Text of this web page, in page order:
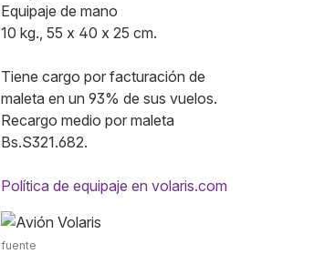
Equipaje de mano
10 kg., 55 x 40 x 25 cm.
Tiene cargo por facturación de
maleta en un 93% de sus vuelos.
Recargo medio por maleta
Bs.S321.682.
Política de equipaje en volaris.com
fuente